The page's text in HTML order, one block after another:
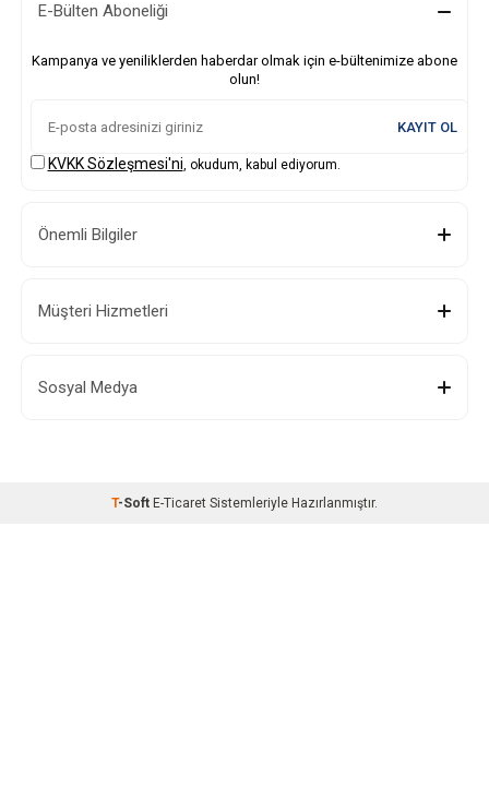
E-Bülten Aboneliği
Kampanya ve yeniliklerden haberdar olmak için e-bültenimize abone
olun!
KAYIT OL
KVKK Sözleşmesi'ni, okudum, kabul ediyorum.
Önemli Bilgiler
Müşteri Hizmetleri
Sosyal Medya
T-Soft E-Ticaret Sistemleriyle Hazırlanmıştır.